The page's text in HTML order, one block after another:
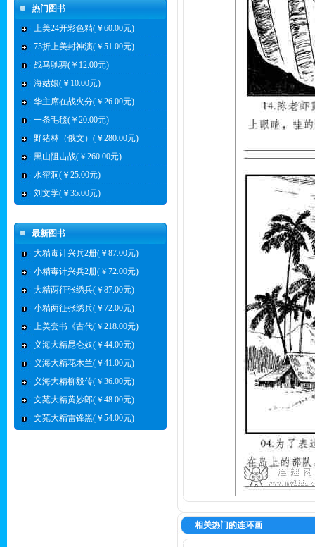
热门图书
上美24开彩色精(￥60.00元)
75折上美封神演(￥51.00元)
战马驰骋(￥12.00元)
海姑娘(￥10.00元)
华主席在战火分(￥26.00元)
一条毛毯(￥20.00元)
野猪林（俄文）(￥280.00元)
黑山阻击战(￥260.00元)
水帘洞(￥25.00元)
刘文学(￥35.00元)
最新图书
大精毒计兴兵2册(￥87.00元)
小精毒计兴兵2册(￥72.00元)
大精两征张绣兵(￥87.00元)
小精两征张绣兵(￥72.00元)
上美套书《古代(￥218.00元)
义海大精昆仑奴(￥44.00元)
义海大精花木兰(￥41.00元)
义海大精柳毅传(￥36.00元)
文苑大精黄妙郎(￥48.00元)
文苑大精雷锋黑(￥54.00元)
相关热门的连环画